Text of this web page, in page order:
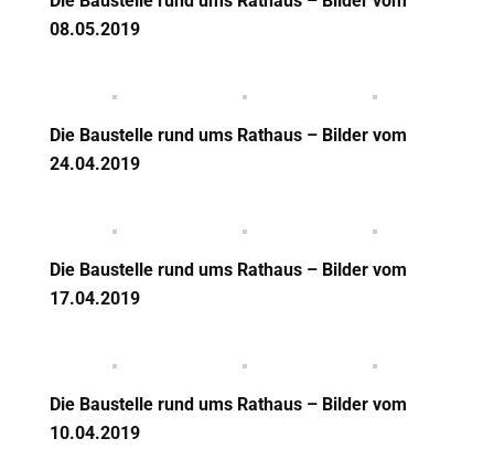
08.05.2019
Die Baustelle rund ums Rathaus – Bilder vom
24.04.2019
Die Baustelle rund ums Rathaus – Bilder vom
17.04.2019
Die Baustelle rund ums Rathaus – Bilder vom
10.04.2019